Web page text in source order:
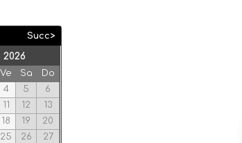
Succ>
Ve Sa
Do
4
5
6
11
12
13
18
19
20
25
26 27